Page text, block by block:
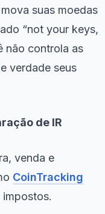
suas moedas
“not your keys,
não controla as
verdade seus
de IR
venda e
CoinTracking